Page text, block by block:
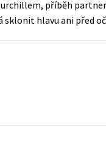
Young adult
Zahraniční
příběh
hlavu ani před